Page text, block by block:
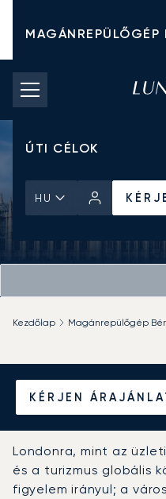
MAGÁNREPÜLŐGÉP
CHARTER ÁRAK
ÚTI CÉLOK
HU
KÉRJEN
Kezdőlap Magánrepülőgép
Béreljen
Egyesült
Londonra, mint az
és a turizmus globális
figyelem irányul; a